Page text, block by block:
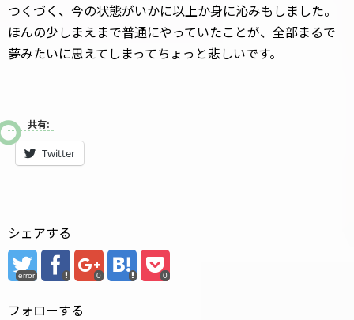
つくづく、今の状態がいかに以上か身に沁みもしました。
ほんの少しまえまで普通にやっていたことが、全部まるで
夢みたいに思えてしまってちょっと悲しいです。
共有:
Twitter
シェアする
error 0 0
フォローする